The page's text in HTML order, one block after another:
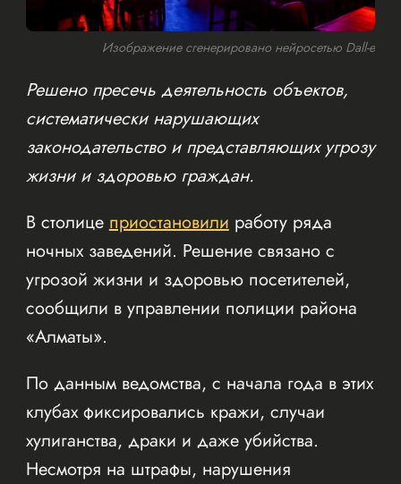
Изображение сгенерировано нейросетью Dall-e
Решено пресечь деятельность объектов,
систематически нарушающих
законодательство и представляющих угрозу
жизни и здоровью граждан.
В столицеприостановилиработу ряда
ночных заведений. Решение связано с
угрозой жизни и здоровью посетителей,
сообщили в управлении полиции района
«Алматы».
По данным ведомства, с начала года в этих
клубах фиксировались кражи, случаи
хулиганства, драки и даже убийства.
Несмотря на штрафы, нарушения